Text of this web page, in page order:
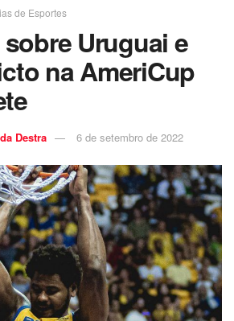
de Esportes
Uruguai e
na AmeriCup
Destra 6 de setembro de 2022